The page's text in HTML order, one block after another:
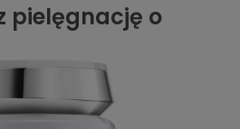
pielęgnację o